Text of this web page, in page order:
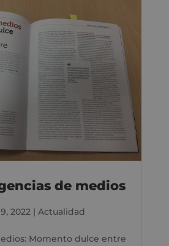
de medios
2022| Actualidad
Momento dulce entre